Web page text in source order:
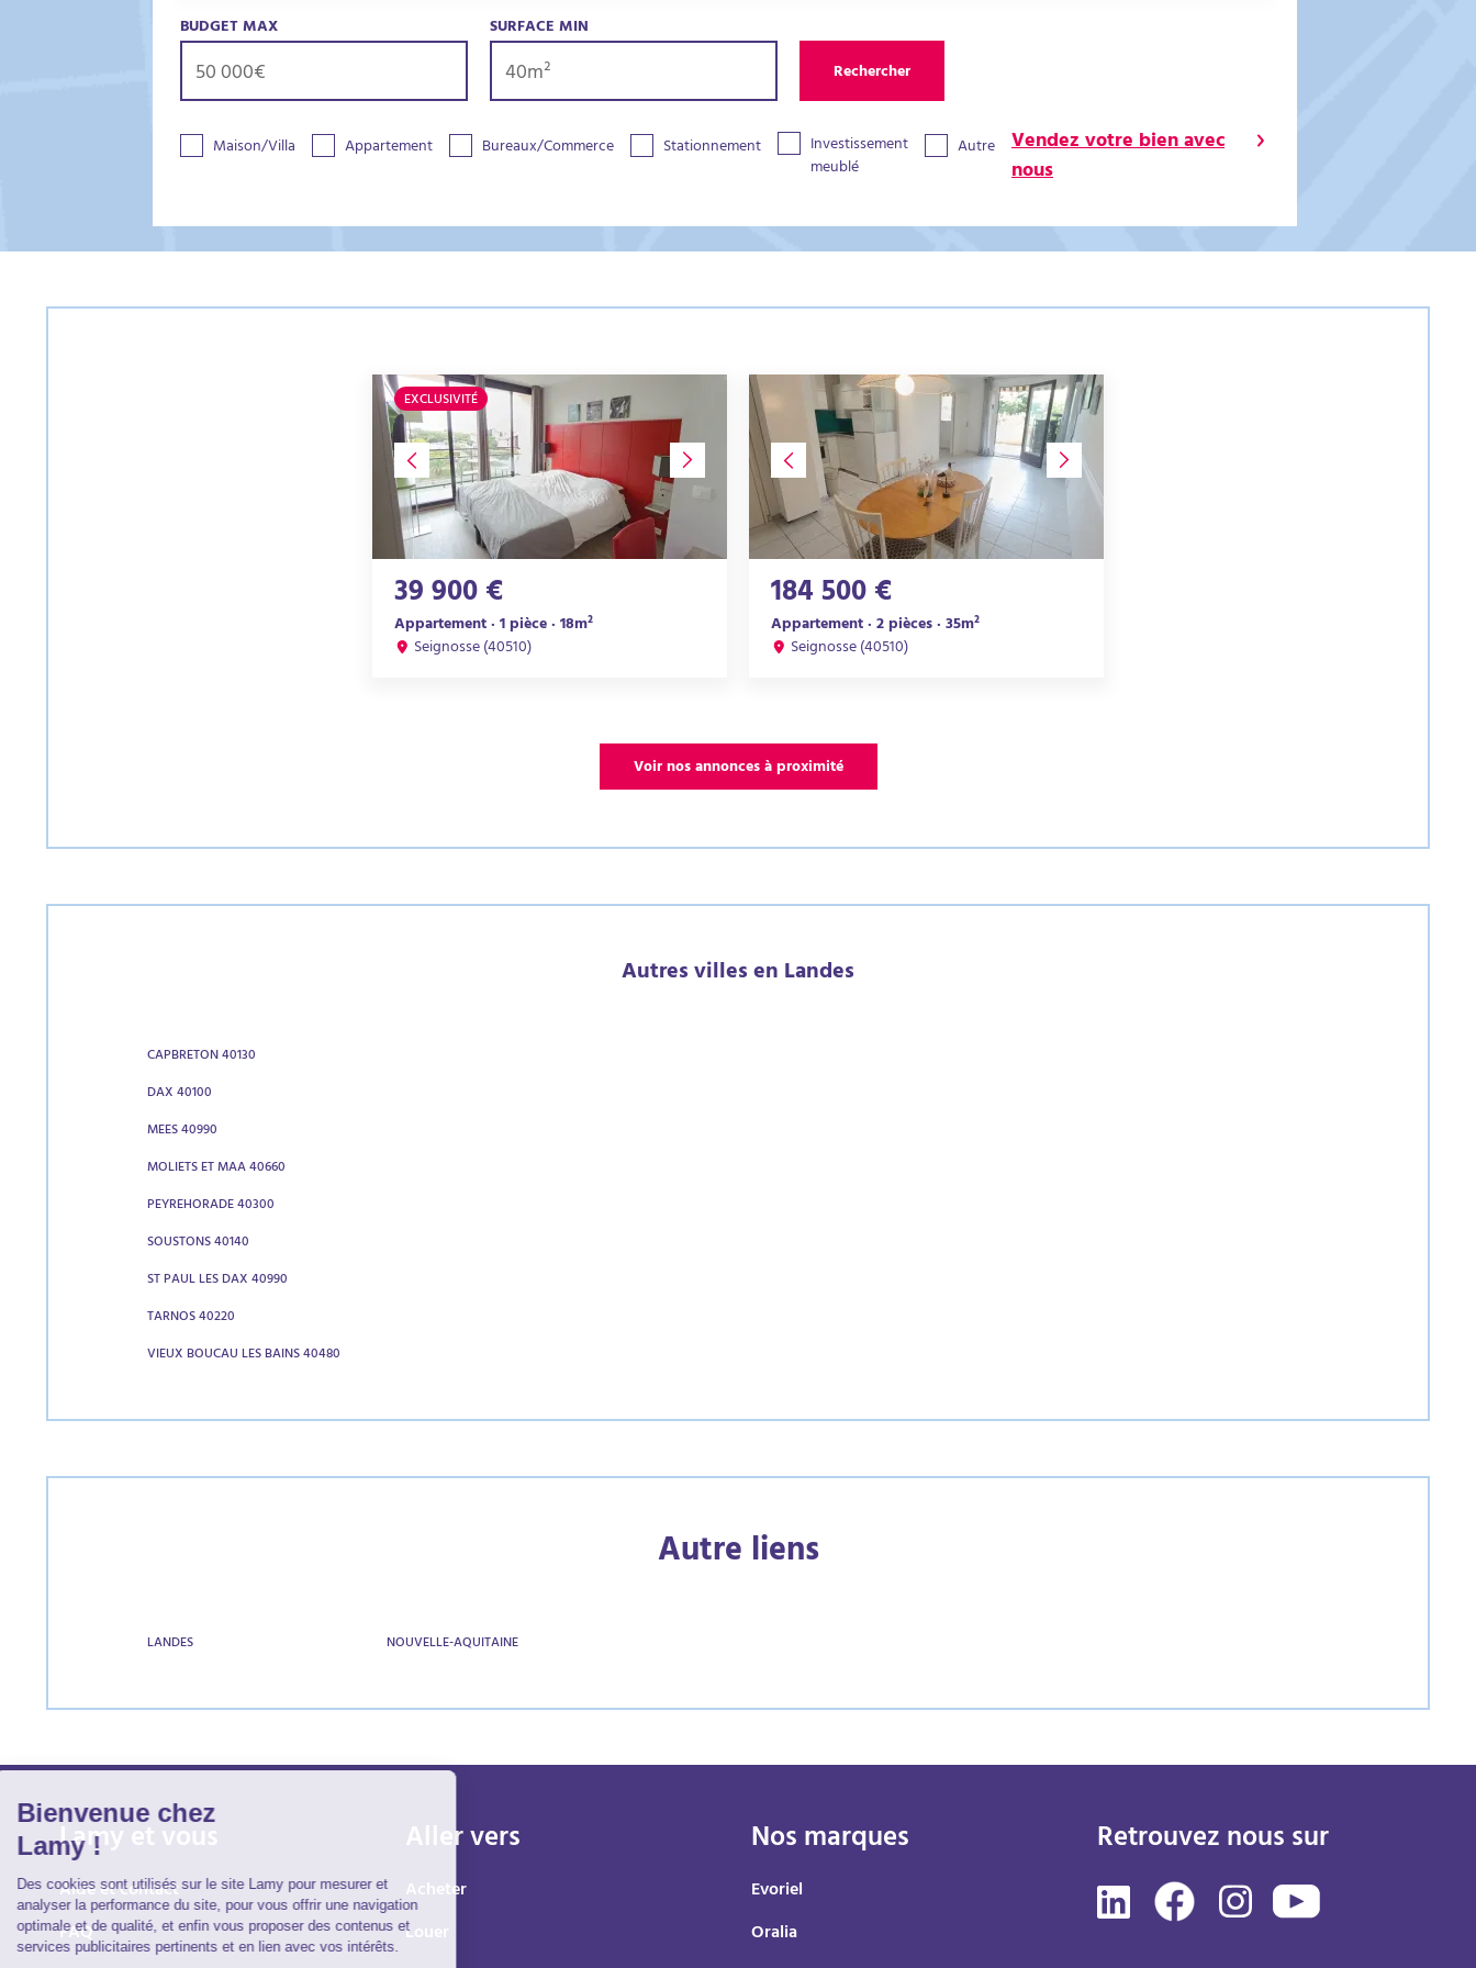
BUDGET MAX
SURFACE MIN
Rechercher
Maison/Villa Appartement Bureaux/Commerce Stationnement Investissement
meublé
Autre Vendez votre bien avec
nous
EXCLUSIVITÉ
39 900 €
Appartement · 1 pièce · 18m²
Seignosse (40510)
184 500 €
Appartement · 2 pièces · 35m²
Seignosse (40510)
Voir nos annonces à proximité
Autres villes en Landes
CAPBRETON 40130
DAX 40100
MEES 40990
MOLIETS ET MAA 40660
PEYREHORADE 40300
SOUSTONS 40140
ST PAUL LES DAX 40990
TARNOS 40220
VIEUX BOUCAU LES BAINS 40480
Autre liens
LANDES NOUVELLE-AQUITAINE
Lamy et vous
Aide et contact
FAQ
Aller vers
Acheter
Louer
Nos marques
Evoriel
Oralia
Retrouvez nous sur